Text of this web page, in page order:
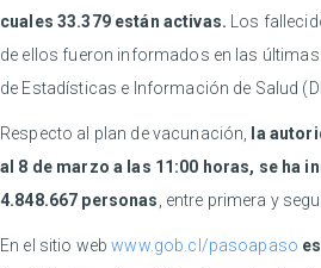
cuales 33.379 están activas. Los
de ellos fueron informados en las
de Estadísticas e Información de Salud
Respecto al plan de vacunación,
la
al 8 de marzo a las 11:00 horas, se ha
4.848.667 personas , entre primera y
En el sitio webwww.gob.cl/pasoapaso